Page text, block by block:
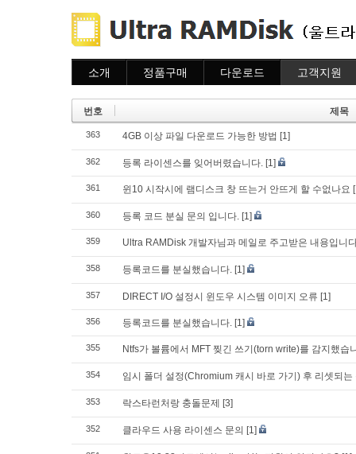
소개 정품구매
이용안내
다운로드 고객지원
자주묻는질문
질문하기
번호 제목
363 4GB 이상 파일 다운로드 가능한 방법 [1]
362 등록 라이센스를 잊어버렸습니다. [1]
361 윈10 시작시에 램디스크 창 뜨는거 안뜨게 할 수없나요
360 등록 코드 분실 문의 입니다. [1]
359 Ultra RAMDisk 개발자님과 메일로 주고받은 내용입니
358 등록코드를 분실했습니다. [1]
357 DIRECT I/O 설정시 윈도우 시스템 이미지 오류 [1]
356 등록코드를 분실했습니다. [1]
355 Ntfs가 볼륨에서 MFT 찢긴 쓰기(torn write)를 감지했습
354 임시 폴더 설정(Chromium 캐시 바로 가기) 후 리셋되는
353 락스타런처랑 충돌문제 [3]
352 클라우드 사용 라이센스 문의 [1]